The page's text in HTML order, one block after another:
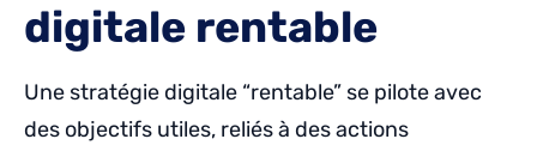
digitale rentable
Une stratégie digitale “rentable” se pilote avec
des objectifs utiles, reliés à des actions